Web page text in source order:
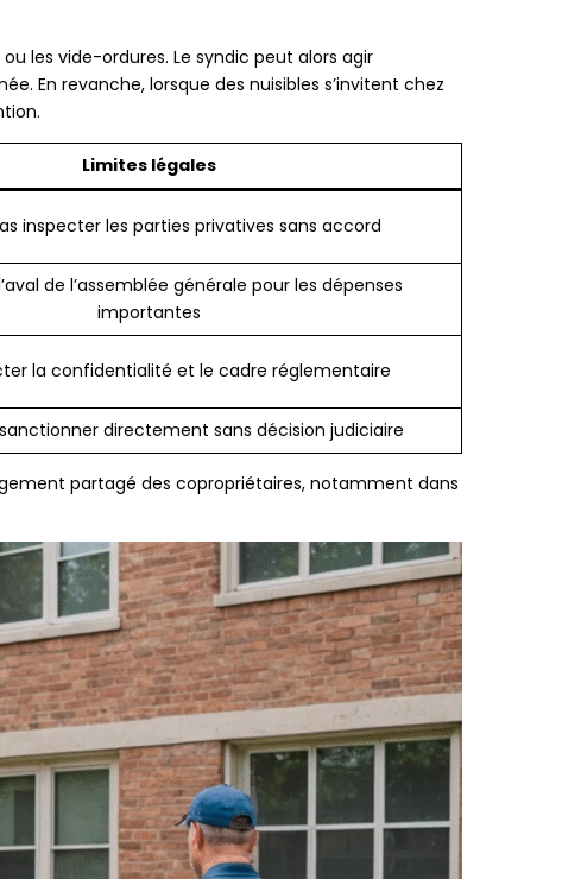
les vide-ordures. Le syndic peut alors agir
En revanche, lorsque des nuisibles s’invitent chez
Limites légales
inspecter les parties privatives sans accord
de l’assemblée générale pour les dépenses
importantes
la confidentialité et le cadre réglementaire
directement sans décision judiciaire
partagé des copropriétaires, notamment dans